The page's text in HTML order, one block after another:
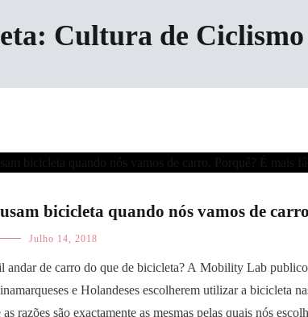
Cultura de Ciclismo
bicicleta quando nós vamos de
Julho 14, 2018
andar de carro do que de bicicleta? A Mobility Lab
e Holandeses escolherem utilizar a bicicleta
razões são exactamente as mesmas pelas quais nós